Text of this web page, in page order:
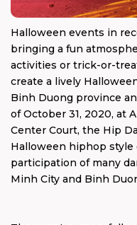
Halloween events in
bringing a fun
activities or trick-or-
create a lively
Binh Duong province
of October 31, 2020, at
Center Court, the Hip
Halloween hiphop
participation of many
Minh City and Binh